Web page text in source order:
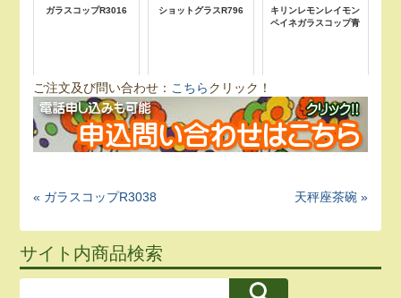
ガラスコップR3016 ショットグラスR796
キリンレモンレイモン
ペイネガラスコップ青
ご注文及び問い合わせ： こちらクリック！
« ガラスコップR3038 天秤座茶碗 »
サイト内商品検索